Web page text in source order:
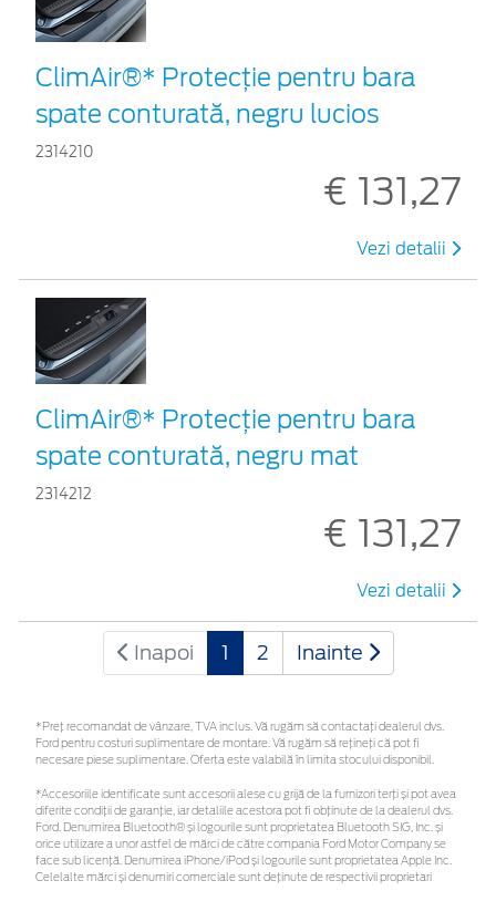
ClimAir®* Protecţie pentru bara
spate conturată, negru lucios
2314210
€ 131,27
Vezi detalii
ClimAir®* Protecţie pentru bara
spate conturată, negru mat
2314212
€ 131,27
Vezi detalii
Inapoi 1 2 Inainte
*Preţ recomandat de vânzare, TVA inclus. Vă rugăm să contactaţi dealerul dvs.
Ford pentru costuri suplimentare de montare. Vă rugăm să rețineți că pot fi
necesare piese suplimentare. Oferta este valabilă în limita stocului disponibil.
*Accesoriile identificate sunt accesorii alese cu grijă de la furnizori terți și pot avea
diferite condiții de garanție, iar detaliile acestora pot fi obținute de la dealerul dvs.
Ford. Denumirea Bluetooth® și logourile sunt proprietatea Bluetooth SIG, Inc. și
orice utilizare a unor astfel de mărci de către compania Ford Motor Company se
face sub licență. Denumirea iPhone/iPod și logourile sunt proprietatea Apple Inc.
Celelalte mărci și denumiri comerciale sunt deținute de respectivii proprietari